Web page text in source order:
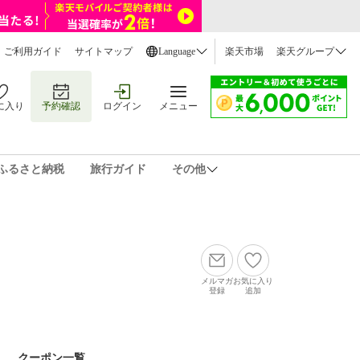
ご利用ガイド サイトマップ Language 楽天市場 楽天グループ
入り 予約確認 ログイン メニュー
るさと納税 旅行ガイド その他
メルマガ
登録
お気に入り
追加